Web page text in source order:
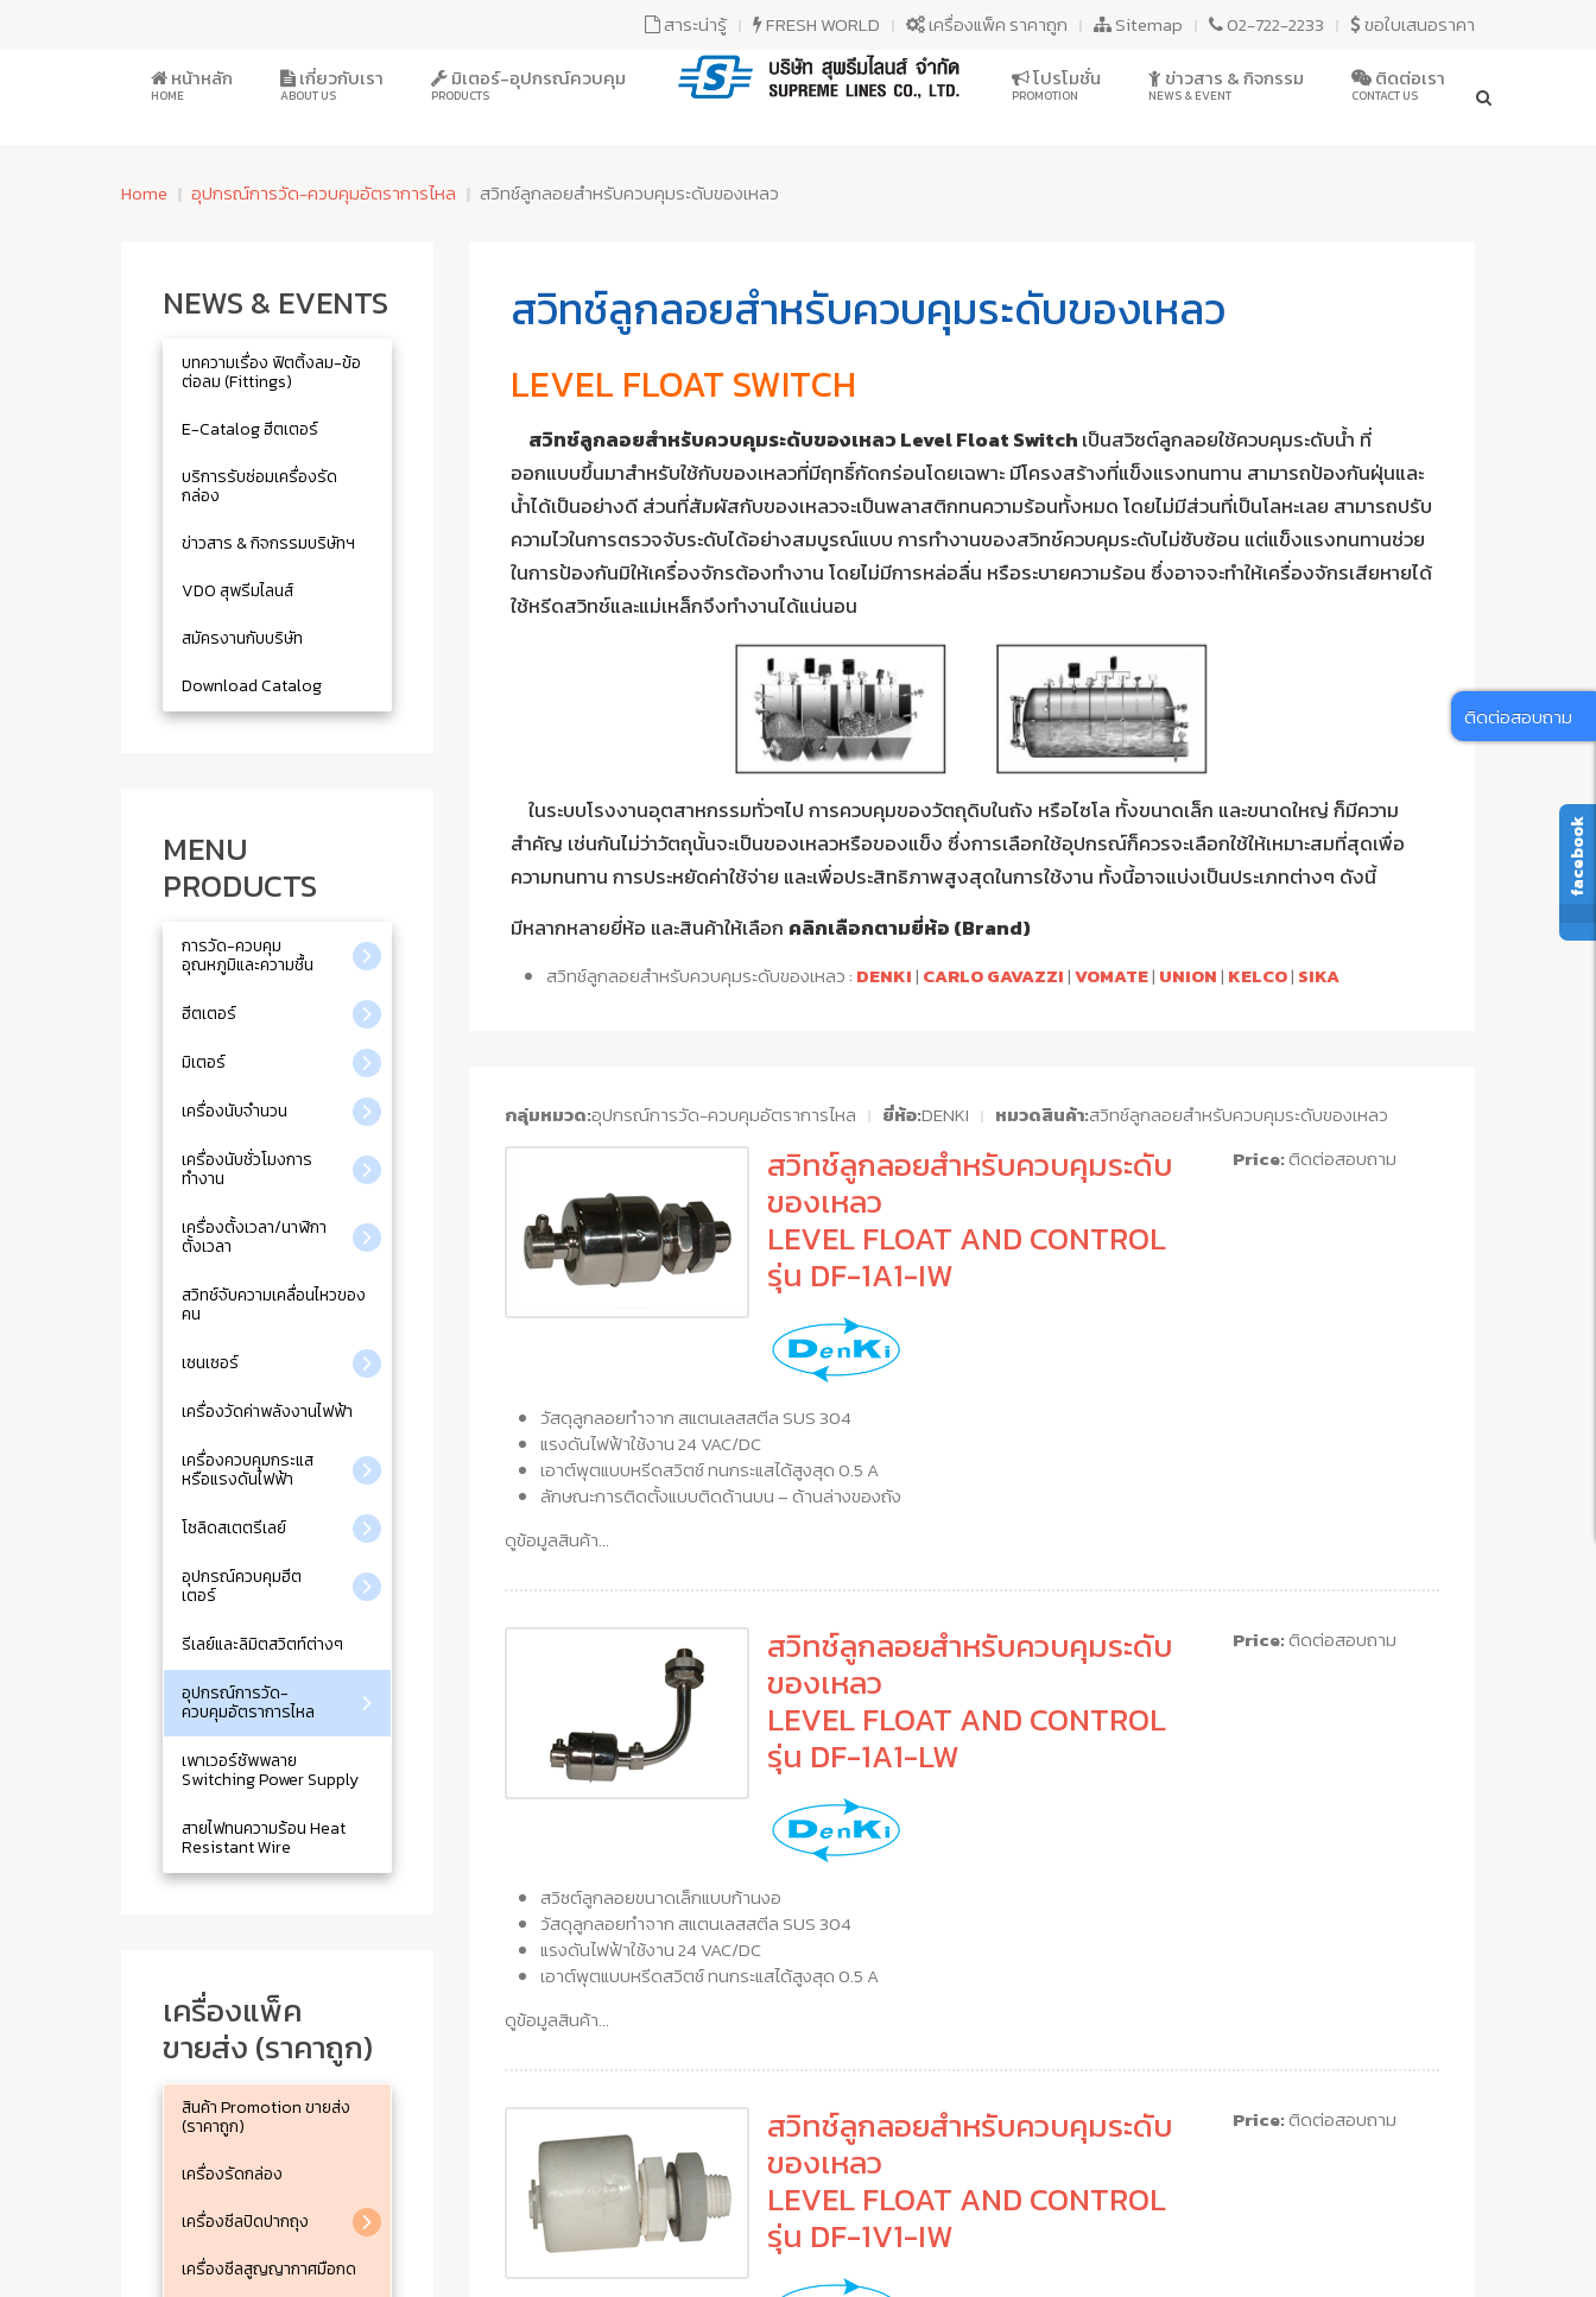
สาระน่ารู้ FRESH WORLD เครื่องแพ็ค ราคาถูก Sitemap 02-722-2233
ขอใบเสนอราคา
หน้าหลัก
HOME
เกี่ยวกับเรา
ABOUT US
มิเตอร์-อุปกรณ์ควบคุม
PRODUCTS
โปรโมชั่น
PROMOTION
ข่าวสาร & กิจกรรม
NEWS & EVENT
ติดต่อเรา
CONTACT US
Home อุปกรณ์การวัด-ควบคุมอัตราการไหล สวิทช์ลูกลอยสำหรับควบคุมระดับของเหลว
สวิทช์ลูกลอยสำหรับควบคุมระดับของเหลว
LEVEL FLOAT SWITCH
สวิทช์ลูกลอยสำหรับควบคุมระดับของเหลว Level Float Switch เป็นสวิซต์ลูกลอยใช้ควบคุมระดับน้ำ ที่
ออกแบบขึ้นมาสำหรับใช้กับของเหลวที่มีฤทธิ์กัดกร่อนโดยเฉพาะ มีโครงสร้างที่แข็งแรงทนทาน สามารถป้องกันฝุ่นและ
น้ำได้เป็นอย่างดี ส่วนที่สัมผัสกับของเหลวจะเป็นพลาสติกทนความร้อนทั้งหมด โดยไม่มีส่วนที่เป็นโลหะเลย สามารถปรับ
ความไวในการตรวจจับระดับได้อย่างสมบูรณ์แบบ การทำงานของสวิทช์ควบคุมระดับไม่ซับซ้อน แต่แข็งแรงทนทานช่วย
ในการป้องกันมิให้เครื่องจักรต้องทำงาน โดยไม่มีการหล่อลื่น หรือระบายความร้อน ซึ่งอาจจะทำให้เครื่องจักรเสียหายได้
ใช้หรีดสวิทช์และแม่เหล็กจึงทำงานได้แน่นอน
ในระบบโรงงานอุตสาหกรรมทั่วๆไป การควบคุมของวัตถุดิบในถัง หรือไซโล ทั้งขนาดเล็ก และขนาดใหญ่ ก็มีความ
สำคัญ เช่นกันไม่ว่าวัตถุนั้นจะเป็นของเหลวหรือของแข็ง ซึ่งการเลือกใช้อุปกรณ์ก็ควรจะเลือกใช้ให้เหมาะสมที่สุดเพื่อ
ความทนทาน การประหยัดค่าใช้จ่าย และเพื่อประสิทธิภาพสูงสุดในการใช้งาน ทั้งนี้อาจแบ่งเป็นประเภทต่างๆ ดังนี้
มีหลากหลายยี่ห้อ และสินค้าให้เลือก คลิกเลือกตามยี่ห้อ (Brand)
สวิทช์ลูกลอยสำหรับควบคุมระดับของเหลว : DENKI| CARLO GAVAZZI|VOMATE| UNION| KELCO| SIKA
กลุ่มหมวด:อุปกรณ์การวัด-ควบคุมอัตราการไหล ยี่ห้อ:DENKI หมวดสินค้า:สวิทช์ลูกลอยสำหรับควบคุมระดับของเหลว
สวิทช์ลูกลอยสำหรับควบคุมระดับ
ของเหลว
LEVEL FLOAT AND CONTROL
รุ่น DF-1A1-IW
วัสดุลูกลอยทำจาก สแตนเลสสตีล SUS 304
แรงดันไฟฟ้าใช้งาน 24 VAC/DC
เอาต์พุตแบบหรีดสวิตช์ ทนกระแสได้สูงสุด 0.5 A
ลักษณะการติดตั้งแบบติดด้านบน – ด้านล่างของถัง
ดูข้อมูลสินค้า...
Price: ติดต่อสอบถาม
สวิทช์ลูกลอยสำหรับควบคุมระดับ
ของเหลว
LEVEL FLOAT AND CONTROL
รุ่น DF-1A1-LW
สวิซต์ลูกลอยขนาดเล็กแบบก้านงอ
วัสดุลูกลอยทำจาก สแตนเลสสตีล SUS 304
แรงดันไฟฟ้าใช้งาน 24 VAC/DC
เอาต์พุตแบบหรีดสวิตช์ ทนกระแสได้สูงสุด 0.5 A
ดูข้อมูลสินค้า...
Price: ติดต่อสอบถาม
สวิทช์ลูกลอยสำหรับควบคุมระดับ
ของเหลว
LEVEL FLOAT AND CONTROL
รุ่น DF-1V1-IW
Price: ติดต่อสอบถาม
NEWS & EVENTS
บทความเรื่อง ฟิตติ้งลม-ข้อ
ต่อลม (Fittings)
E-Catalog ฮีตเตอร์
บริการรับซ่อมเครื่องรัด
กล่อง
ข่าวสาร & กิจกรรมบริษัทฯ
VDO สุพรีมไลนส์
สมัครงานกับบริษัท
Download Catalog
MENU
PRODUCTS
การวัด-ควบคุม
อุณหภูมิและความชื้น
ฮีตเตอร์
มิเตอร์
เครื่องนับจำนวน
เครื่องนับชั่วโมงการ
ทำงาน
เครื่องตั้งเวลา/นาฬิกา
ตั้งเวลา
สวิทช์จับความเคลื่อนไหวของ
คน
เซนเซอร์
เครื่องวัดค่าพลังงานไฟฟ้า
เครื่องควบคุมกระแส
หรือแรงดันไฟฟ้า
โซลิดสเตตรีเลย์
อุปกรณ์ควบคุมฮีต
เตอร์
รีเลย์และลิมิตสวิตท์ต่างๆ
อุปกรณ์การวัด-
ควบคุมอัตราการไหล
เพาเวอร์ซัพพลาย
Switching Power Supply
สายไฟทนความร้อน Heat
Resistant Wire
เครื่องแพ็ค
ขายส่ง (ราคาถูก)
สินค้า Promotion ขายส่ง
(ราคาถูก)
เครื่องรัดกล่อง
เครื่องซีลปิดปากถุง
เครื่องซีลสูญญากาศมือกด
facebook
ติดต่อสอบถาม